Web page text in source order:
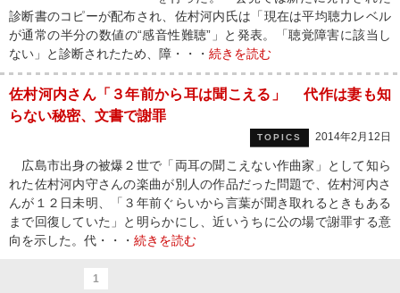
診断書のコピーが配布され、佐村河内氏は「現在は平均聴力レベル
が通常の半分の数値の“感音性難聴”」と発表。「聴覚障害に該当し
ない」と診断されたため、障・・・ 続きを読む
佐村河内さん「３年前から耳は聞こえる」 代作は妻も知
らない秘密、文書で謝罪
TOPICS 2014年2月12日
広島市出身の被爆２世で「両耳の聞こえない作曲家」として知ら
れた佐村河内守さんの楽曲が別人の作品だった問題で、佐村河内さ
んが１２日未明、「３年前ぐらいから言葉が聞き取れるときもある
まで回復していた」と明らかにし、近いうちに公の場で謝罪する意
向を示した。代・・・ 続きを読む
1